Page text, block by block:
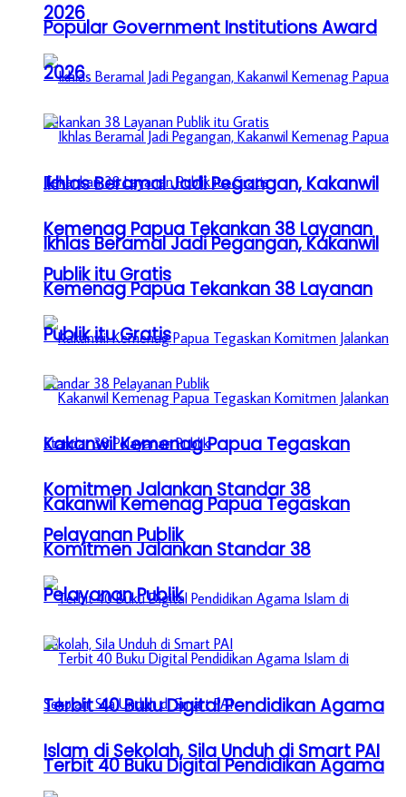
2026
Ikhlas Beramal Jadi Pegangan, Kakanwil
Kemenag Papua Tekankan 38 Layanan
Publik itu Gratis
Kakanwil Kemenag Papua Tegaskan
Komitmen Jalankan Standar 38
Pelayanan Publik
Terbit 40 Buku Digital Pendidikan Agama
Islam di Sekolah, Sila Unduh di Smart PAI
Popular Government Institutions Award
2026
Ikhlas Beramal Jadi Pegangan, Kakanwil
Kemenag Papua Tekankan 38 Layanan
Publik itu Gratis
Kakanwil Kemenag Papua Tegaskan
Komitmen Jalankan Standar 38
Pelayanan Publik
Terbit 40 Buku Digital Pendidikan Agama